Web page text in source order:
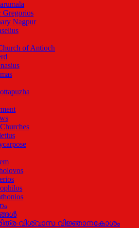
Gregorios
Nagpur
of Antioch
വിശ്വാസ വിജ്ഞാനകോശം